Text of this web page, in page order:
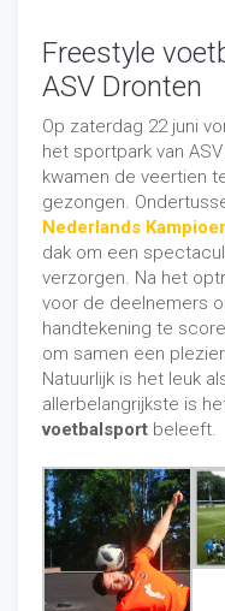
Freestyle
ASV Dronten
Op zaterdag 22 juni
het sportpark van
kwamen de veertien
gezongen.
Nederlands
dak om een
verzorgen. Na het
voor de deelnemers
handtekening te
om samen een
Natuurlijk is het leuk
allerbelangrijkste is
voetbalsport beleeft.